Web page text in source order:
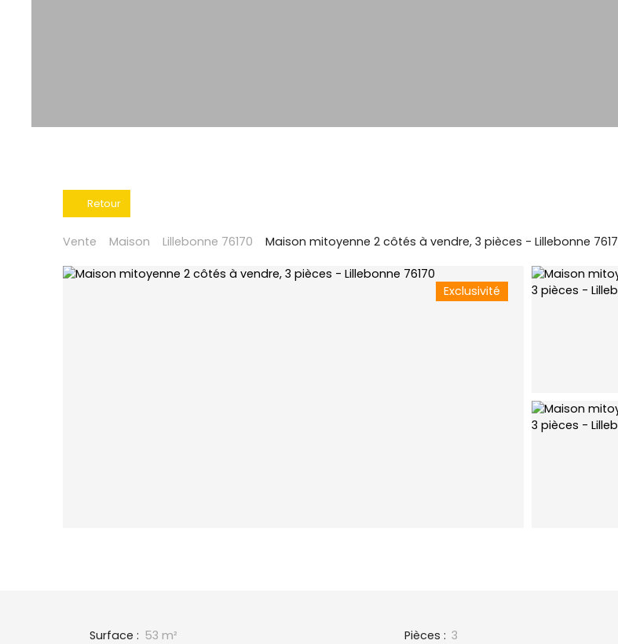
Retour
Vente Maison Lillebonne 76170 Maison mitoyenne 2 côtés à vendre, 3 pièces - Lillebonne
Exclusivité
Surface : 53 m² Pièces : 3